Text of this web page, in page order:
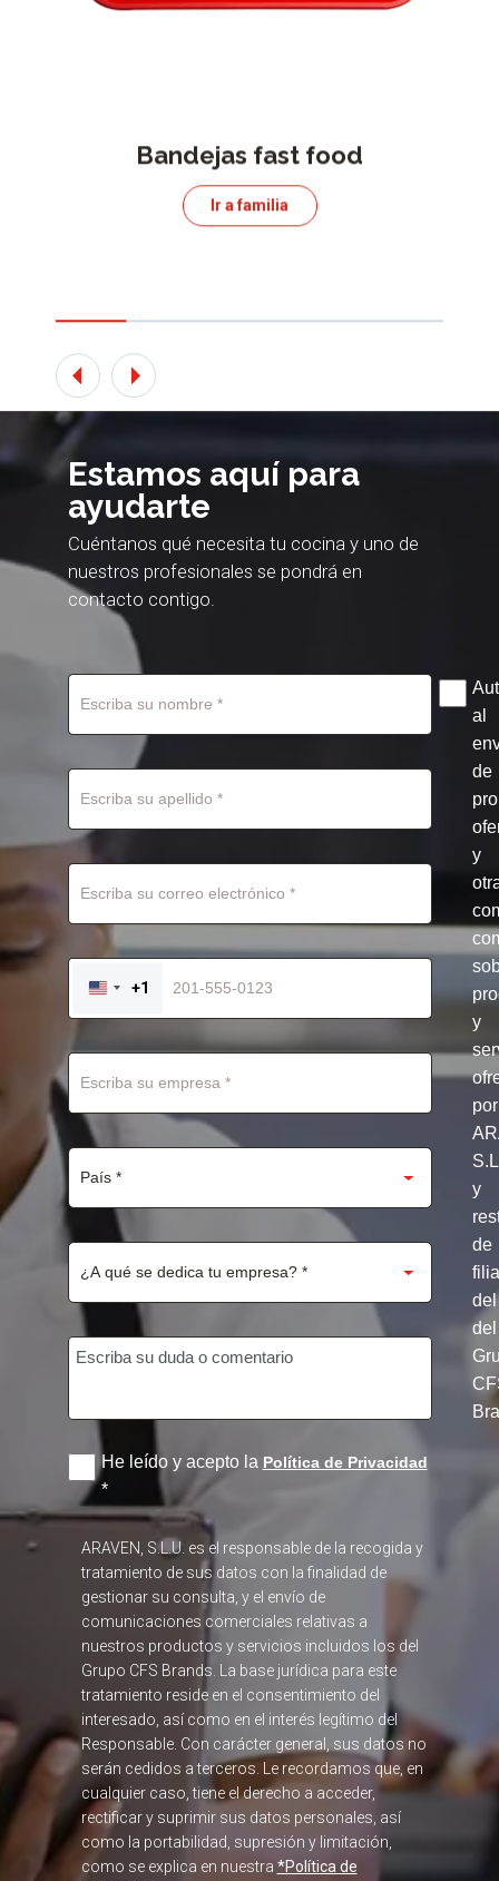
Bandejas fast food
Ir a familia
Estamos aquí para
ayudarte
Cuéntanos qué necesita tu cocina y uno de
nuestros profesionales se pondrá en
contacto contigo.
UNITED
STATES
+1
al
de
y
y
por
y
de
del
del
He leído y acepto la Política de Privacidad
*
ARAVEN, S.L.U. es el responsable de la recogida y
tratamiento de sus datos con la finalidad de
gestionar su consulta, y el envío de
comunicaciones comerciales relativas a
nuestros productos y servicios incluidos los del
Grupo CFS Brands. La base jurídica para este
tratamiento reside en el consentimiento del
interesado, así como en el interés legítimo del
Responsable. Con carácter general, sus datos no
serán cedidos a terceros. Le recordamos que, en
cualquier caso, tiene el derecho a acceder,
rectificar y suprimir sus datos personales, así
como la portabilidad, supresión y limitación,
como se explica en nuestra *Política de